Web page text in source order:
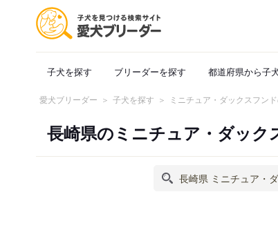
子犬を探す ブリーダーを探す 都道府県から子
愛犬ブリーダー 子犬を探す ミニチュア・ダックスフン
長崎県のミニチュア・ダック